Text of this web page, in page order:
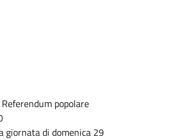
popolare
giornata di domenica 29